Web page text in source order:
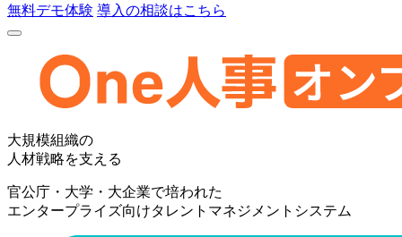
無料デモ体験 導入の相談はこちら
人
事
[タ
大規模組織の
人材戦略を支える
官公庁・大学・大企業で培われた
エンタープライズ向けタレントマネジメントシステム